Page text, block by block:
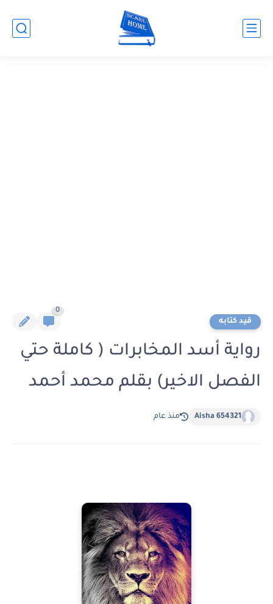
قيد كتابه
0
رواية أسد المخابرات ( كاملة حتي
الفصل الاخير) بقلم محمد أحمد
Aisha 654321 منذ عام